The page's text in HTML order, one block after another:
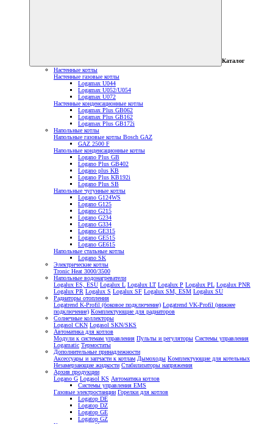
Каталог
Настенные котлы
Настенные газовые котлы
Logamax U044
Logamax U052/U054
Logamax U072
Настенные конденсационные котлы
Logamax Plus GB062
Logamax Plus GB162
Logamax Plus GB172i
Напольные котлы
Напольные газовые котлы Bosch GAZ
GAZ 2500 F
Напольные конденсационные котлы
Logano Plus GB
Logano Plus GB402
Logano plus KB
Logano Plus KB192i
Logano Plus SB
Напольные чугунные котлы
Logano G124WS
Logano G125
Logano G215
Logano G234
Logano G334
Logano GE315
Logano GE515
Logano GE615
Напольные стальные котлы
Logano SK
Электрические котлы
Tronic Heat 3000/3500
Напольные водонагреватели
Logalux ES, ESU Logalux L Logalux LT Logalux P Logalux PL Logalux PNR
Logalux PR Logalux S Logalux SF Logalux SM, ESM Logalux SU
Радиаторы отопления
Logatrend K-Profil (боковое подключение) Logatrend VK-Profil (нижнее
подключение) Комплектующие для радиаторов
Солнечные коллекторы
Logasol CKN Logasol SKN/SKS
Автоматика для котлов
Модули к системам управления Пульты и регуляторы Системы управления
Logamatic Термостаты
Дополнительные принадлежности
Аксессуары и запчасти к котлам Дымоходы Комплектующие для котельных
Незамерзающие жидкости Стабилизаторы напряжения
Архив продукции
Logano G Logasol KS Автоматика котлов
Системы управления EMS
Газовые электростанции Горелки для котлов
Logatop DE
Logatop DZ
Logatop GE
Logatop GZ